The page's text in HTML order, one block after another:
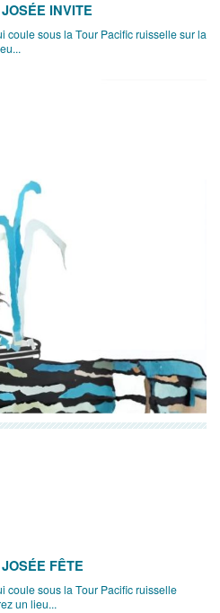
INVITE
coule sous la Tour Pacific ruisselle sur la
FÊTE
coule sous la Tour Pacific ruisselle
un lieu...